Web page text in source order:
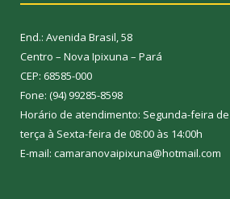
End.: Avenida Brasil, 58
Centro – Nova Ipixuna – Pará
CEP: 68585-000
Fone: (94) 99285-8598
Horário de atendimento: Segunda-feira de
terça à Sexta-feira de 08:00 às 14:00h
E-mail: camaranovaipixuna@hotmail.com